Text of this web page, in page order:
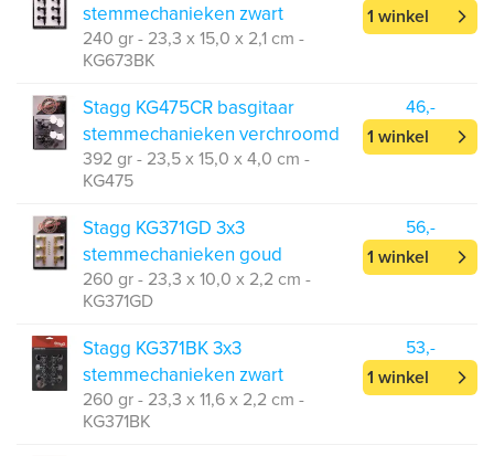
stemmechanieken zwart
240 gr - 23,3 x 15,0 x 2,1 cm -
KG673BK
1 winkel
Stagg KG475CR basgitaar
stemmechanieken verchroomd
392 gr - 23,5 x 15,0 x 4,0 cm -
KG475
46,-
1 winkel
Stagg KG371GD 3x3
stemmechanieken goud
260 gr - 23,3 x 10,0 x 2,2 cm -
KG371GD
56,-
1 winkel
Stagg KG371BK 3x3
stemmechanieken zwart
260 gr - 23,3 x 11,6 x 2,2 cm -
KG371BK
53,-
1 winkel